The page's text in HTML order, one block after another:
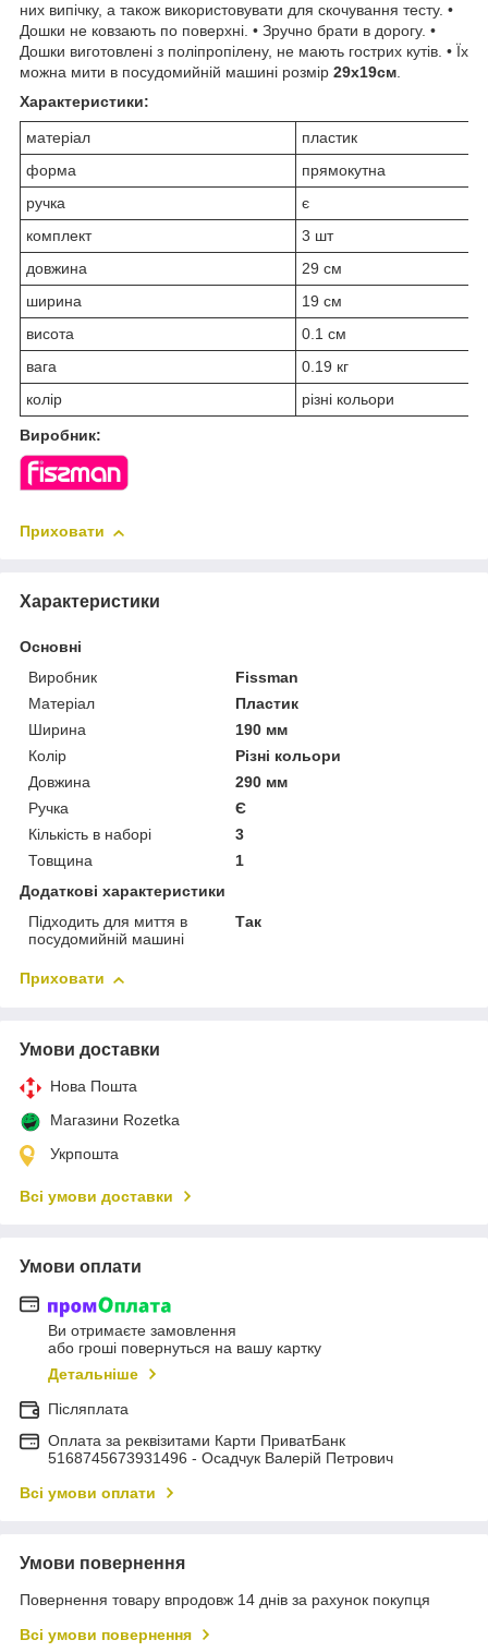
них випічку, а також використовувати для скочування тесту. •
Дошки не ковзають по поверхні. • Зручно брати в дорогу. •
Дошки виготовлені з поліпропілену, не мають гострих кутів. • Їх
можна мити в посудомийній машині розмір 29х19см.
Характеристики:
матеріал
пластик
форма
прямокутна
ручка
є
комплект
3 шт
довжина
29 см
ширина
19 см
висота
0.1 см
вага
0.19 кг
колір
різні кольори
Виробник:
Приховати
Характеристики
Основні
Виробник
Fissman
Матеріал
Пластик
Ширина
190 мм
Колір
Різні кольори
Довжина
290 мм
Ручка
Є
Кількість в наборі
3
Товщина
1
Додаткові характеристики
Підходить для миття в
посудомийній машині
Так
Приховати
Умови доставки
Нова Пошта
Магазини Rozetka
Укрпошта
Всі умови доставки
Умови оплати
Ви отримаєте замовлення
або гроші повернуться на вашу картку
Детальніше
Післяплата
Оплата за реквізитами Карти ПриватБанк
5168745673931496 - Осадчук Валерій Петрович
Всі умови оплати
Умови повернення
Повернення товару впродовж 14 днів за рахунок покупця
Всі умови повернення